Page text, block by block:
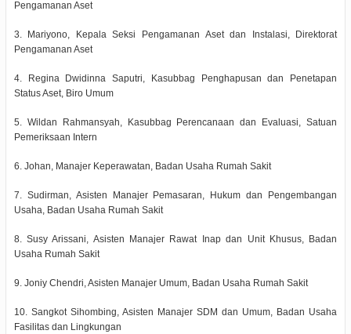
Pengamanan Aset
3. Mariyono, Kepala Seksi Pengamanan Aset dan Instalasi, Direktorat
Pengamanan Aset
4. Regina Dwidinna Saputri, Kasubbag Penghapusan dan Penetapan
Status Aset, Biro Umum
5. Wildan Rahmansyah, Kasubbag Perencanaan dan Evaluasi, Satuan
Pemeriksaan Intern
6. Johan, Manajer Keperawatan, Badan Usaha Rumah Sakit
7. Sudirman, Asisten Manajer Pemasaran, Hukum dan Pengembangan
Usaha, Badan Usaha Rumah Sakit
8. Susy Arissani, Asisten Manajer Rawat Inap dan Unit Khusus, Badan
Usaha Rumah Sakit
9. Joniy Chendri, Asisten Manajer Umum, Badan Usaha Rumah Sakit
10. Sangkot Sihombing, Asisten Manajer SDM dan Umum, Badan Usaha
Fasilitas dan Lingkungan